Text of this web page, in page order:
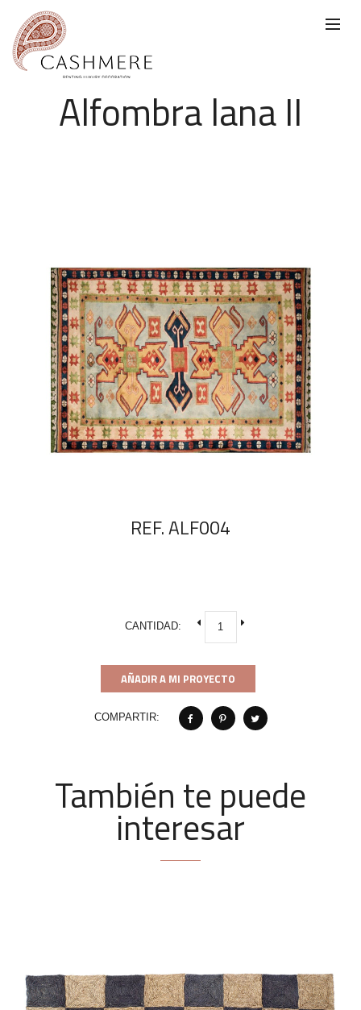
Alfombra lana II
REF. ALF004
CANTIDAD:
AÑADIR A MI PROYECTO
COMPARTIR:
También te puede
interesar